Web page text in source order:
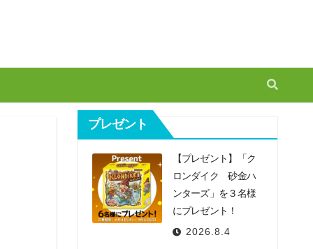
プレゼント
【プレゼント】「ク
ロンダイク 砂金ハ
ンターズ」を３名様
にプレゼント！
2026.8.4